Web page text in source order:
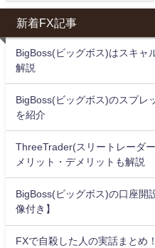
新着FX記事
BigBoss(ビッグボス)はスキャ
解説
BigBoss(ビッグボス)のスプレ
を紹介
ThreeTrader(スリートレーダ
メリット・デメリットも解説
BigBoss(ビッグボス)の口座開
像付き】
FXで自殺した人の実話まとめ